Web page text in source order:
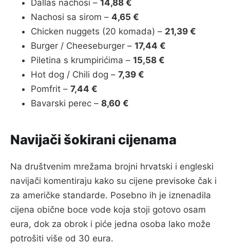
Dallas nachosi – 14,88 €
Nachosi sa sirom – 4,65 €
Chicken nuggets (20 komada) – 21,39 €
Burger / Cheeseburger – 17,44 €
Piletina s krumpirićima – 15,58 €
Hot dog / Chili dog – 7,39 €
Pomfrit – 7,44 €
Bavarski perec – 8,60 €
Navijači šokirani cijenama
Na društvenim mrežama brojni hrvatski i engleski
navijači komentiraju kako su cijene previsoke čak i
za američke standarde. Posebno ih je iznenadila
cijena obične boce vode koja stoji gotovo osam
eura, dok za obrok i piće jedna osoba lako može
potrošiti više od 30 eura.